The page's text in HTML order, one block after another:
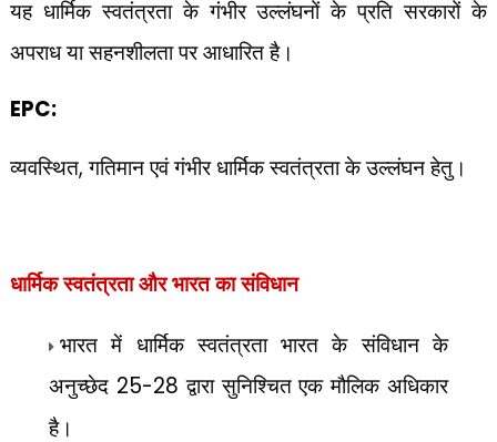
यह धार्मिक स्वतंत्रता के गंभीर उल्लंघनों के प्रति सरकारों के
अपराध या सहनशीलता पर आधारित है।
EPC:
व्यवस्थित,गतिमान एवं गंभीर धार्मिक स्वतंत्रता के उल्लंघन हेतु।
धार्मिक स्वतंत्रता और भारत का संविधान
भारत में धार्मिक स्वतंत्रता भारत के संविधान के
अनुच्छेद 25-28 द्वारा सुनिश्चित एक मौलिक अधिकार
है।